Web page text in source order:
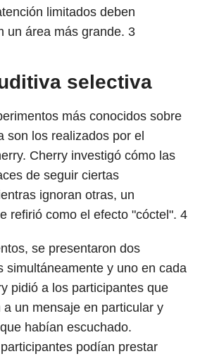
limitados deben
un área más grande. 3
selectiva
más conocidos sobre
son los realizados por el
Cherry investigó cómo las
de seguir ciertas
ignoran otras, un
refirió como el efecto "cóctel". 4
se presentaron dos
simultáneamente y uno en cada
pidió a los participantes que
un mensaje en particular y
habían escuchado.
podían prestar